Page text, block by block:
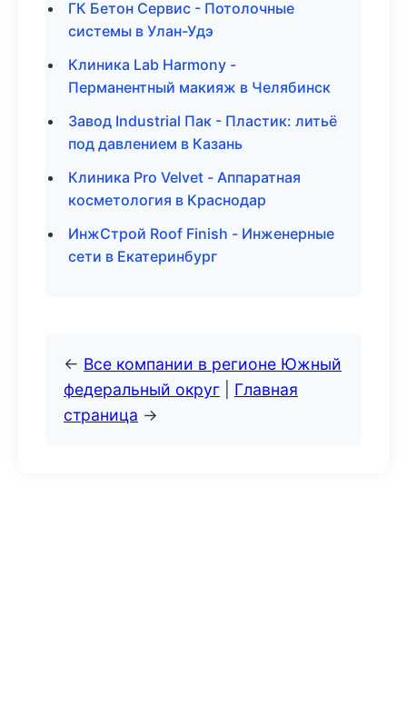
ГК Бетон Сервис - Потолочные
системы в Улан-Удэ
Клиника Lab Harmony -
Перманентный макияж в Челябинск
Завод Industrial Пак - Пластик: литьё
под давлением в Казань
Клиника Pro Velvet - Аппаратная
косметология в Краснодар
ИнжСтрой Roof Finish - Инженерные
сети в Екатеринбург
← Все компании в регионе Южный
федеральный округ
Главная
страница →